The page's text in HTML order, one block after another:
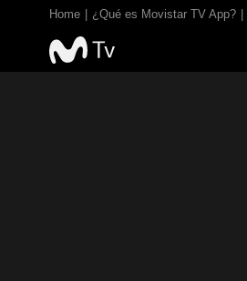
Home ¿Qué es Movistar TV App?